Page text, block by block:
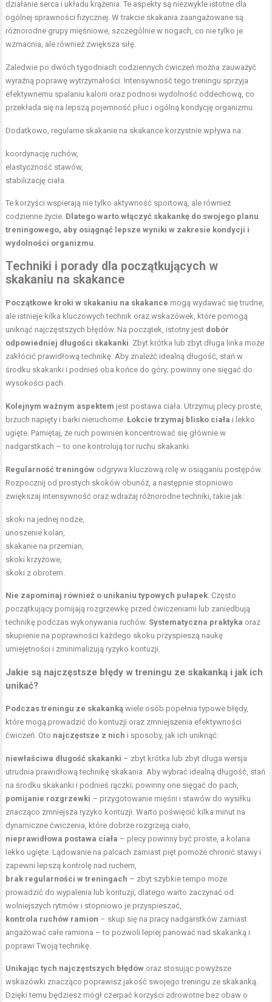
działanie serca i układu krążenia. Te aspekty są niezwykle istotne dla
ogólnej sprawności fizycznej. W trakcie skakania zaangażowane są
różnorodne grupy mięśniowe, szczególnie w nogach, co nie tylko je
wzmacnia, ale również zwiększa siłę.
Zaledwie po dwóch tygodniach codziennych ćwiczeń można zauważyć
wyraźną poprawę wytrzymałości. Intensywność tego treningu sprzyja
efektywnemu spalaniu kalorii oraz podnosi wydolność oddechową, co
przekłada się na lepszą pojemność płuc i ogólną kondycję organizmu.
Dodatkowo, regularne skakanie na skakance korzystnie wpływa na:
koordynację ruchów,
elastyczność stawów,
stabilizację ciała.
Te korzyści wspierają nie tylko aktywność sportową, ale również
codzienne życie. Dlatego warto włączyć skakankę do swojego planu
treningowego, aby osiągnąć lepsze wyniki w zakresie kondycji i
wydolności organizmu.
Techniki i porady dla początkujących w
skakaniu na skakance
Początkowe kroki w skakaniu na skakance mogą wydawać się trudne,
ale istnieje kilka kluczowych technik oraz wskazówek, które pomogą
uniknąć najczęstszych błędów. Na początek, istotny jest dobór
odpowiedniej długości skakanki . Zbyt krótka lub zbyt długa linka może
zakłócić prawidłową technikę. Aby znaleźć idealną długość, stań w
środku skakanki i podnieś oba końce do góry; powinny one sięgać do
wysokości pach.
Kolejnym ważnym aspektem jest postawa ciała. Utrzymuj plecy proste,
brzuch napięty i barki nieruchome.Łokcie trzymaj blisko ciała i lekko
ugięte. Pamiętaj, że ruch powinien koncentrować się głównie w
nadgarstkach – to one kontrolują tor ruchu skakanki.
Regularność treningów odgrywa kluczową rolę w osiąganiu postępów.
Rozpocznij od prostych skoków obunóż, a następnie stopniowo
zwiększaj intensywność oraz wdrażaj różnorodne techniki, takie jak:
skoki na jednej nodze,
unoszenie kolan,
skakanie na przemian,
skoki krzyżowe,
skoki z obrotem.
Nie zapominaj również o unikaniu typowych pułapek . Często
początkujący pomijają rozgrzewkę przed ćwiczeniami lub zaniedbują
technikę podczas wykonywania ruchów. Systematyczna praktyka oraz
skupienie na poprawności każdego skoku przyspieszą naukę
umiejętności i zminimalizują ryzyko kontuzji.
Jakie są najczęstsze błędy w treningu ze skakanką i jak ich
unikać?
Podczas treningu ze skakanką wiele osób popełnia typowe błędy,
które mogą prowadzić do kontuzji oraz zmniejszenia efektywności
ćwiczeń. Oto najczęstsze z nich i sposoby, jak ich uniknąć:
niewłaściwa długość skakanki – zbyt krótka lub zbyt długa wersja
utrudnia prawidłową technikę skakania. Aby wybrać idealną długość, stań
na środku skakanki i podnieś rączki; powinny one sięgać do pach,
pomijanie rozgrzewki – przygotowanie mięśni i stawów do wysiłku
znacząco zmniejsza ryzyko kontuzji. Warto poświęcić kilka minut na
dynamiczne ćwiczenia, które dobrze rozgrzeją ciało,
nieprawidłowa postawa ciała – plecy powinny być proste, a kolana
lekko ugięte. Lądowanie na palcach zamiast pięt pomoże chronić stawy i
zapewni lepszą kontrolę nad ruchem,
brak regularności w treningach – zbyt szybkie tempo może
prowadzić do wypalenia lub kontuzji, dlatego warto zaczynać od
wolniejszych rytmów i stopniowo je przyspieszać,
kontrola ruchów ramion – skup się na pracy nadgarstków zamiast
angażować całe ramiona – to pozwoli lepiej panować nad skakanką i
poprawi Twoją technikę.
Unikając tych najczęstszych błędów oraz stosując powyższe
wskazówki znacząco poprawisz jakość swojego treningu ze skakanką.
Dzięki temu będziesz mógł czerpać korzyści zdrowotne bez obaw o